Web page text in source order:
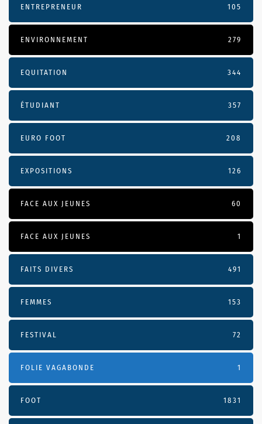
ENTREPRENEUR 105
ENVIRONNEMENT 279
EQUITATION 344
ÉTUDIANT 357
EURO FOOT 208
EXPOSITIONS 126
FACE AUX JEUNES 60
FACE AUX JEUNES 1
FAITS DIVERS 491
FEMMES 153
FESTIVAL 72
FOLIE VAGABONDE 1
FOOT 1831